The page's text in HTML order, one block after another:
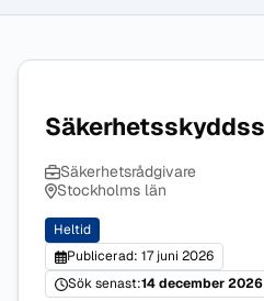
Säkerhetsrådgivare
Stockholms län
Heltid
Publicerad: 17 juni 2026
Sök senast:14 december 2026